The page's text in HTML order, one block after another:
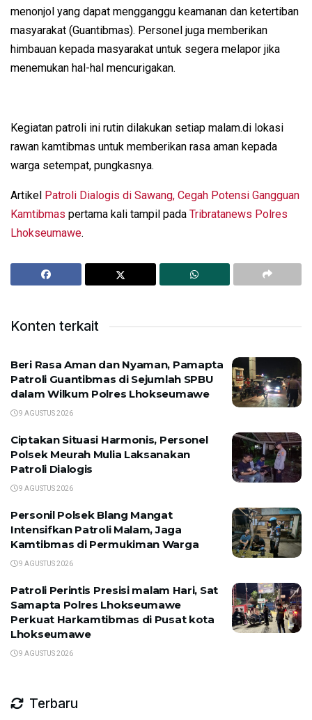
menonjol yang dapat mengganggu keamanan dan ketertiban
masyarakat (Guantibmas). Personel juga memberikan
himbauan kepada masyarakat untuk segera melapor jika
menemukan hal-hal mencurigakan.
Kegiatan patroli ini rutin dilakukan setiap malam.di lokasi
rawan kamtibmas untuk memberikan rasa aman kepada
warga setempat, pungkasnya.
Artikel Patroli Dialogis di Sawang, Cegah Potensi Gangguan
Kamtibmas pertama kali tampil pada Tribratanews Polres
Lhokseumawe.
Konten terkait
Beri Rasa Aman dan Nyaman, Pamapta
Patroli Guantibmas di Sejumlah SPBU
dalam Wilkum Polres Lhokseumawe
9 AGUSTUS 2026
Ciptakan Situasi Harmonis, Personel
Polsek Meurah Mulia Laksanakan
Patroli Dialogis
9 AGUSTUS 2026
Personil Polsek Blang Mangat
Intensifkan Patroli Malam, Jaga
Kamtibmas di Permukiman Warga
9 AGUSTUS 2026
Patroli Perintis Presisi malam Hari, Sat
Samapta Polres Lhokseumawe
Perkuat Harkamtibmas di Pusat kota
Lhokseumawe
9 AGUSTUS 2026
Terbaru